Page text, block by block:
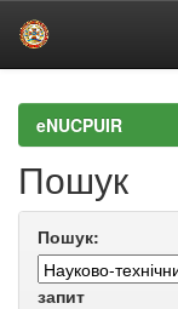
navigationeNUCPUIR
Пошук
Пошук:
запит